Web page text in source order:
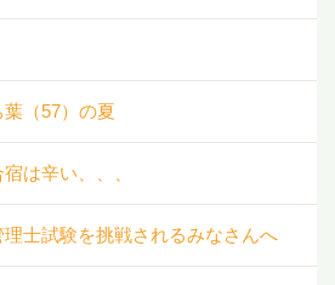
（57）の夏
は辛い、、、
理士試験を挑戦されるみなさんへ